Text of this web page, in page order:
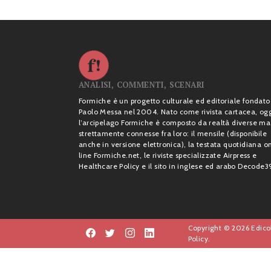
ANALISI, COMMENTI, SCENARI
Formiche è un progetto culturale ed editoriale fondato
Paolo Messa nel 2004. Nato come rivista cartacea,
l’arcipelago Formiche è composto da realtà diverse ma
strettamente connesse fra loro: il mensile (disponibile
anche in versione elettronica), la testata quotidiana
line Formiche.net, le riviste specializzate Airpress e
Healthcare Policy e il sito in inglese ed arabo
Copyright © 2026
Policy.